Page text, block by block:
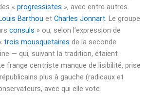
« progressistes », avec entre autres
Barthou et Charles Jonnart. Le groupe
consuls » ou, selon l’expression de
trois mousquetaires de la seconde
— qui, suivant la tradition, étaient
frange centriste manque de lisibilité, prise
plus à gauche (radicaux et
avec qui elle vote